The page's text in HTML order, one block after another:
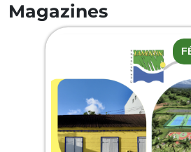
Magazines